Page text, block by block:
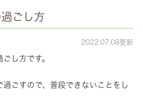
ごし方
2022.07.08更新
し方です。
過ごすので、普段できないことをし